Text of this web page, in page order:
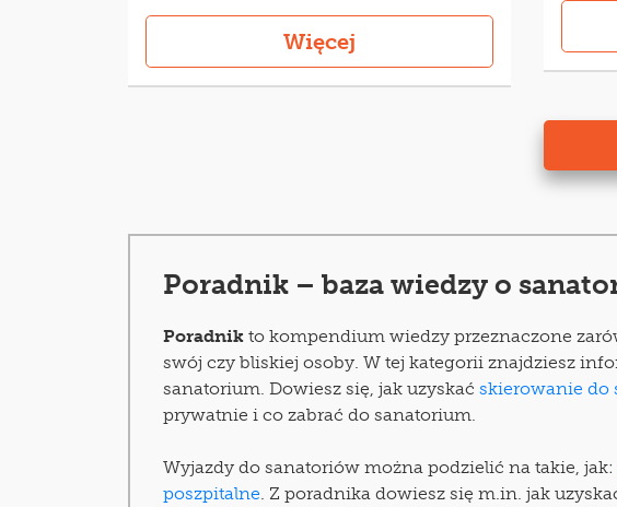
Więcej
Poradnik – baza wiedzy o
Poradnik to kompendium wiedzy przeznaczone
swój czy bliskiej osoby. W tej kategorii znajdziesz
sanatorium. Dowiesz się, jak uzyskać skierowanie do
prywatnie i co zabrać do sanatorium.
Wyjazdy do sanatoriów można podzielić na takie, jak:
poszpitalne. Z poradnika dowiesz się m.in. jak